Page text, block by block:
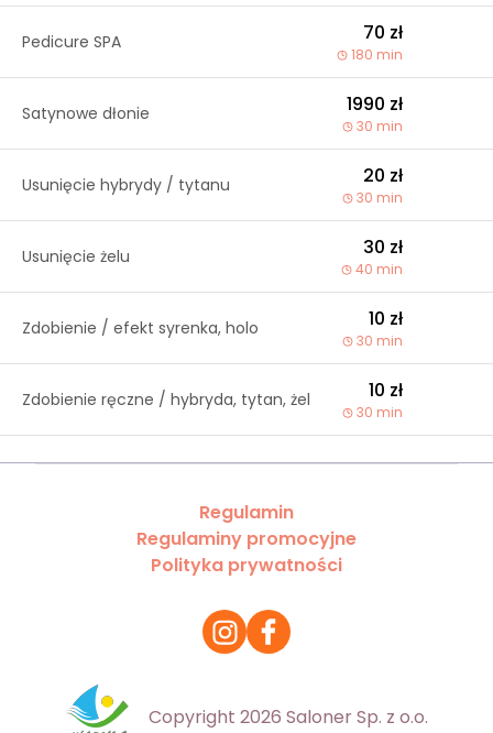
Pedicure SPA 70 zł
180 min
Satynowe dłonie 1990 zł
30 min
Usunięcie hybrydy / tytanu 20 zł
30 min
Usunięcie żelu 30 zł
40 min
Zdobienie / efekt syrenka, holo 10 zł
30 min
Zdobienie ręczne / hybryda, tytan, żel 10 zł
30 min
Regulamin
Regulaminy promocyjne
Polityka prywatności
Copyright 2026 Saloner Sp. z o.o.